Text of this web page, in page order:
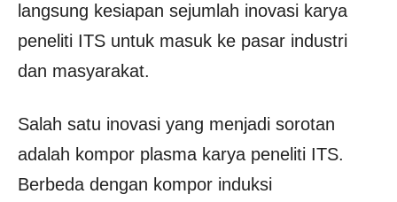
langsung kesiapan sejumlah inovasi karya
peneliti ITS untuk masuk ke pasar industri
dan masyarakat.
Salah satu inovasi yang menjadi sorotan
adalah kompor plasma karya peneliti ITS.
Berbeda dengan kompor induksi